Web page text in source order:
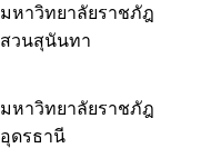
มหาวิทยาลัยราชภัฎ
สวนสุนันทา
มหาวิทยาลัยราชภัฎ
อุดรธานี